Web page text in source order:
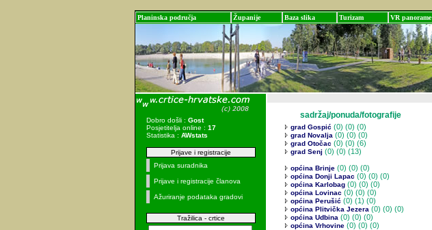
Planinska područja Županije Baza slika Turizam VR panorame
Dobro došli : Gost
Posjetitelja online : 17
Statistika : AWstats
Prijave i registracije
Prijava suradnika
Prijave i registracije članova
Ažuriranje podataka gradovi
Tražilica - crtice
sadržaj/ponuda/fotografije
grad Gospić (0) (0) (0)
grad Novalja (0) (0) (0)
grad Otočac (0) (0) (6)
grad Senj (0) (0) (13)
općina Brinje (0) (0) (0)
općina Donji Lapac (0) (0) (0)
općina Karlobag (0) (0) (0)
općina Lovinac (0) (0) (0)
općina Perušić (0) (1) (0)
općina Plitvička Jezera (0) (0) (0)
općina Udbina (0) (0) (0)
općina Vrhovine (0) (0) (0)